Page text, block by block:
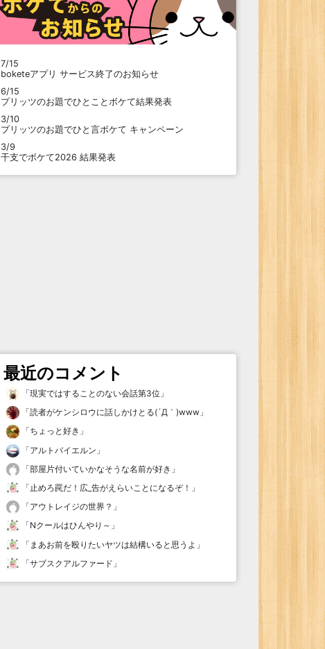
7/15
boketeアプリ サービス終了のお知らせ
6/15
プリッツのお題でひとことボケて結果発表
3/10
プリッツのお題でひと言ボケて キャンペーン
3/9
干支でボケて2026 結果発表
最近のコメント
「現実ではすることのない会話第3位 」
「読者がケンシロウに話しかけとる(´Д｀)www 」
「ちょっと好き 」
「アルトバイエルン 」
「部屋片付いていかなそうな名前が好き 」
「止めろ罠だ！広_告がえらいことになるぞ！ 」
「アウトレイジの世界？ 」
「Nクールはひんやり～ 」
「 まあお前を殴りたいヤツは結構いると思うよ 」
「サブスクアルファード 」